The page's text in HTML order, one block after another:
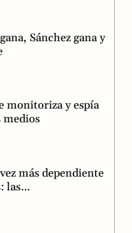
Sánchez gana y
monitoriza y espía
medios
más dependiente
las…